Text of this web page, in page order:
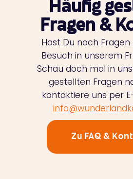
Häufig
Fragen &
Hast Du noch Fragen
Besuch in unserem
Schau doch mal in
gestellten Fragen
kontaktiere uns per
Zu FAQ &